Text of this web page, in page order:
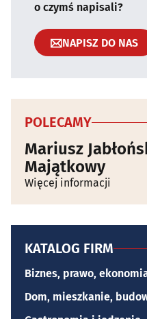
o czymś napisali?
NAPISZ DO NAS
POLECAMY
Mariusz
Majątkowy
Więcej informacji
KATALOG FIRM
Biznes, prawo,
Dom, mieszkanie,